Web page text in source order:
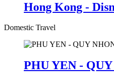
Hong Kong -
Domestic Travel
PHU YEN -